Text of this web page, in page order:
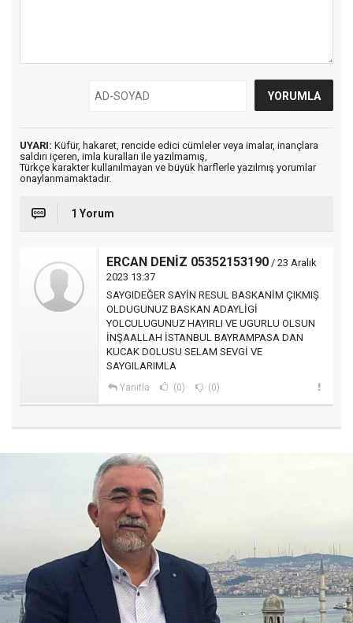
UYARI: Küfür, hakaret, rencide edici cümleler veya imalar, inançlara
saldırı içeren, imla kuralları ile yazılmamış,
Türkçe karakter kullanılmayan ve büyük harflerle yazılmış yorumlar
onaylanmamaktadır.
1 Yorum
ERCAN DENİZ 05352153190 / 23 Aralık
2023 13:37
SAYGIDEĞER SAYİN RESUL BASKANİM ÇIKMIŞ
OLDUGUNUZ BASKAN ADAYLİGİ
YOLCULUGUNUZ HAYIRLI VE UGURLU OLSUN
İNŞAALLAH İSTANBUL BAYRAMPASA DAN
KUCAK DOLUSU SELAM SEVGİ VE
SAYGILARIMLA
Yanıtla (0) (0)